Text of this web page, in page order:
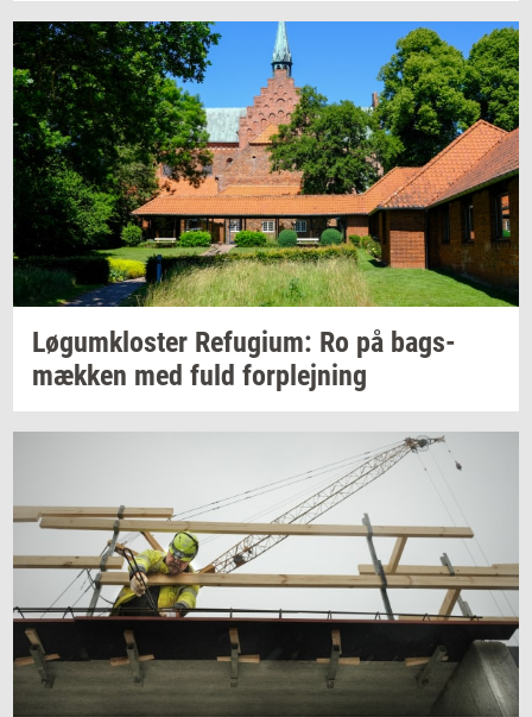
Løgum­klo­ster Re­fu­gi­um: Ro på bags­
mæk­ken med fuld for­plej­ning